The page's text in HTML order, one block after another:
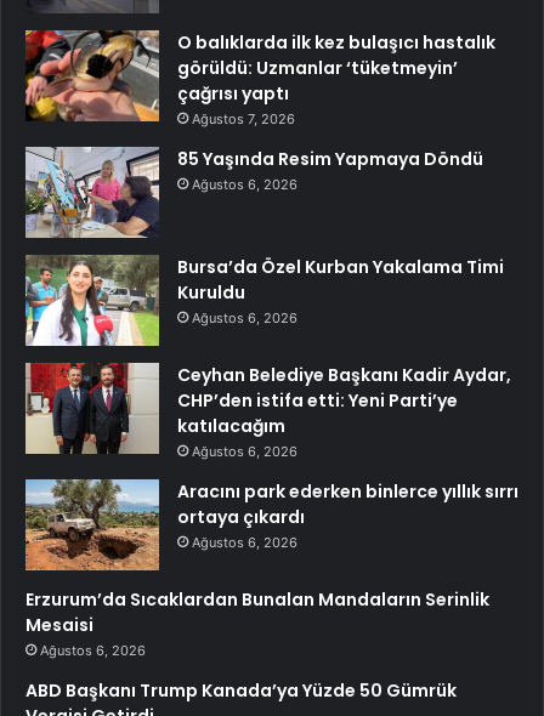
O balıklarda ilk kez bulaşıcı hastalık
görüldü: Uzmanlar ‘tüketmeyin’
çağrısı yaptı
Ağustos 7, 2026
85 Yaşında Resim Yapmaya Döndü
Ağustos 6, 2026
Bursa’da Özel Kurban Yakalama Timi
Kuruldu
Ağustos 6, 2026
Ceyhan Belediye Başkanı Kadir Aydar,
CHP’den istifa etti: Yeni Parti’ye
katılacağım
Ağustos 6, 2026
Aracını park ederken binlerce yıllık sırrı
ortaya çıkardı
Ağustos 6, 2026
Erzurum’da Sıcaklardan Bunalan Mandaların Serinlik
Mesaisi
Ağustos 6, 2026
ABD Başkanı Trump Kanada’ya Yüzde 50 Gümrük